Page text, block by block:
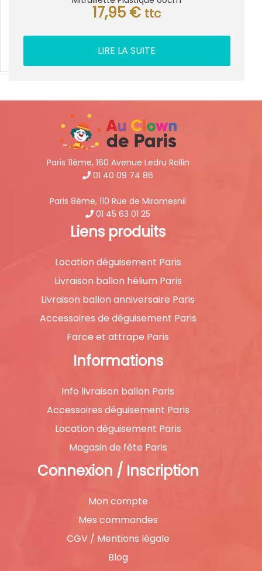
17,95 € ttc
LIRE LA SUITE
Paris 11ème, 160 Avenue Ledru Rollin
01 40 09 74 86
Paris 8ème, 110 Rue de Miromesnil
01 45 63 01 25
Liens produits
Location déguisement Paris
Livraison ballon hélium Paris
Livraison ballon anniversaire Paris
Accessoires de déguisement Paris
Farce et attrape Paris
Informations
Info livraison ballon Paris
Accessoires déguisement Paris
Location déguisement Paris
Magasin de fête Paris
Connexion / Inscription
Mon compte
Mes commandes
CGV / Mentions légale
Blog